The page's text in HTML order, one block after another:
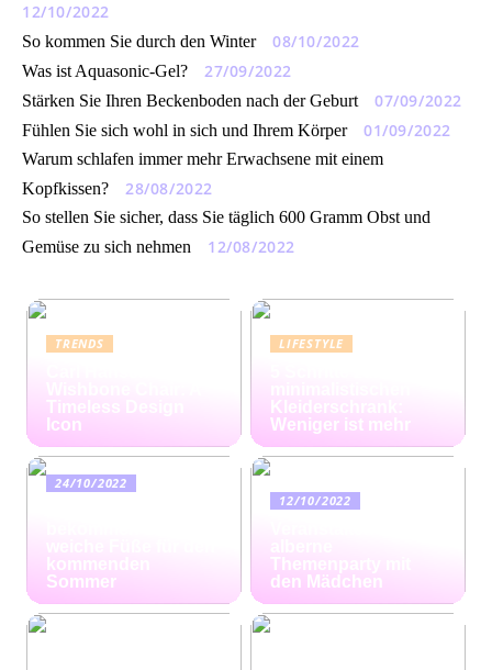
12/10/2022
So kommen Sie durch den Winter 08/10/2022
Was ist Aquasonic-Gel? 27/09/2022
Stärken Sie Ihren Beckenboden nach der Geburt 07/09/2022
Fühlen Sie sich wohl in sich und Ihrem Körper 01/09/2022
Warum schlafen immer mehr Erwachsene mit einem
Kopfkissen?
28/08/2022
So stellen Sie sicher, dass Sie täglich 600 Gramm Obst und
Gemüse zu sich nehmen
12/08/2022
TRENDS
Timeless Design
Icon
LIFESTYLE
Kleiderschrank:
Weniger ist mehr
24/10/2022
kommenden
Sommer
12/10/2022
Themenparty mit
den Mädchen